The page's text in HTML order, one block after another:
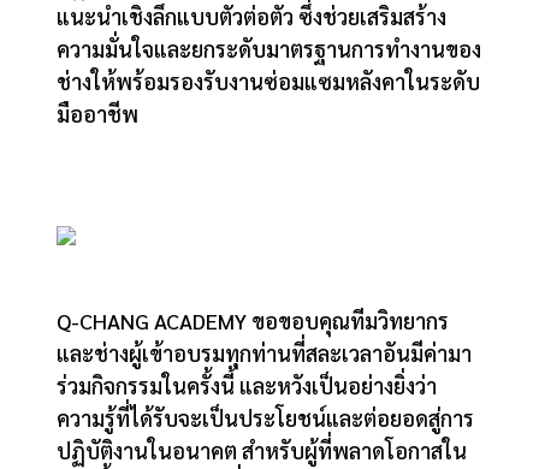
แนะนำเชิงลึกแบบตัวต่อตัว ซึ่งช่วยเสริมสร้าง
ความมั่นใจและยกระดับมาตรฐานการทำงานของ
ช่างให้พร้อมรองรับงานซ่อมแซมหลังคาในระดับ
มืออาชีพ
Q-CHANG ACADEMY ขอขอบคุณทีมวิทยากร
และช่างผู้เข้าอบรมทุกท่านที่สละเวลาอันมีค่ามา
ร่วมกิจกรรมในครั้งนี้ และหวังเป็นอย่างยิ่งว่า
ความรู้ที่ได้รับจะเป็นประโยชน์และต่อยอดสู่การ
ปฏิบัติงานในอนาคต สำหรับผู้ที่พลาดโอกาสใน